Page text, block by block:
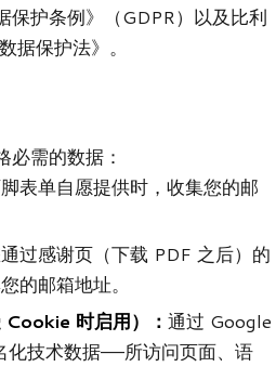
保护条例》（GDPR）以及比利
保护法》。
必需的数据：
表单自愿提供时，收集您的邮
过感谢页（下载 PDF 之后）的
的邮箱地址。
时启用）： 通过 Google
技术数据——所访问页面、语